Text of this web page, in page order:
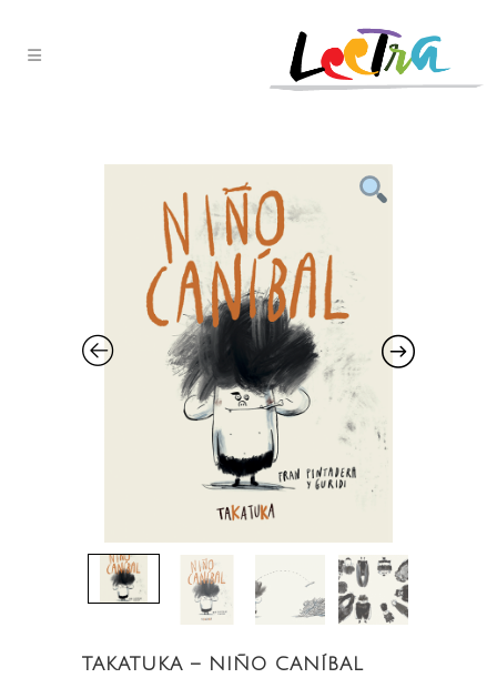
TAKATUKA – NIÑO CANÍBAL